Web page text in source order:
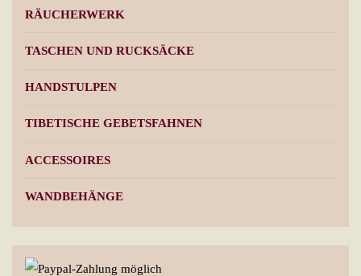
RÄUCHERWERK
TASCHEN UND RUCKSÄCKE
HANDSTULPEN
TIBETISCHE GEBETSFAHNEN
ACCESSOIRES
WANDBEHÄNGE